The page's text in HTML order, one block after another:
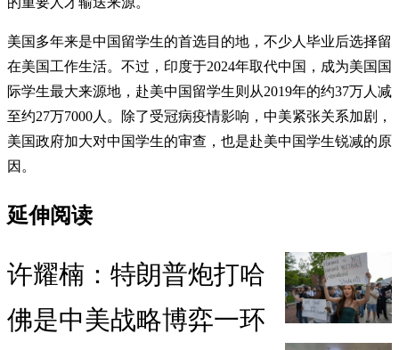
美国多年来是中国留学生的首选目的地，不少人毕业后选择留
在美国工作生活。不过，印度于2024年取代中国，成为美国国
际学生最大来源地，赴美中国留学生则从2019年的约37万人减
至约27万7000人。除了受冠病疫情影响，中美紧张关系加剧，
美国政府加大对中国学生的审查，也是赴美中国学生锐减的原
因。
延伸阅读
许耀楠：特朗普炮打哈
佛是中美战略博弈一环